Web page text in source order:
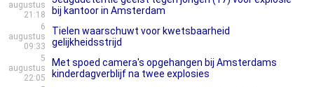
augustus
21:18
bij kantoor in Amsterdam
6
augustus
09:33
Tielen waarschuwt voor kwetsbaarheid
gelijkheidsstrijd
5
augustus
22:05
Met spoed camera's opgehangen bij Amsterdams
kinderdagverblijf na twee explosies